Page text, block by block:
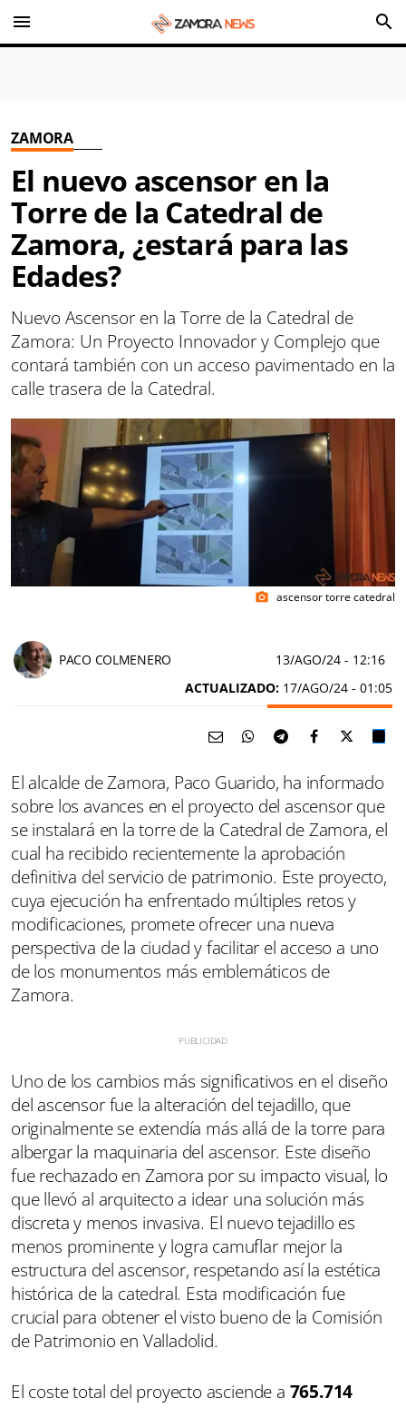
menu search
ZAMORA
El nuevo ascensor en la
Torre de la Catedral de
Zamora, ¿estará para las
Edades?
Nuevo Ascensor en la Torre de la Catedral de
Zamora: Un Proyecto Innovador y Complejo que
contará también con un acceso pavimentado en la
calle trasera de la Catedral.
photo_camera ascensor torre catedral
PACO COLMENERO 13/AGO/24 - 12:16
ACTUALIZADO: 17/AGO/24 - 01:05
El alcalde de Zamora, Paco Guarido, ha informado
sobre los avances en el proyecto del ascensor que
se instalará en la torre de la Catedral de Zamora, el
cual ha recibido recientemente la aprobación
definitiva del servicio de patrimonio. Este proyecto,
cuya ejecución ha enfrentado múltiples retos y
modificaciones, promete ofrecer una nueva
perspectiva de la ciudad y facilitar el acceso a uno
de los monumentos más emblemáticos de
Zamora.
Uno de los cambios más significativos en el diseño
del ascensor fue la alteración del tejadillo, que
originalmente se extendía más allá de la torre para
albergar la maquinaria del ascensor. Este diseño
fue rechazado en Zamora por su impacto visual, lo
que llevó al arquitecto a idear una solución más
discreta y menos invasiva. El nuevo tejadillo es
menos prominente y logra camuflar mejor la
estructura del ascensor, respetando así la estética
histórica de la catedral. Esta modificación fue
crucial para obtener el visto bueno de la Comisión
de Patrimonio en Valladolid.
El coste total del proyecto asciende a 765.714